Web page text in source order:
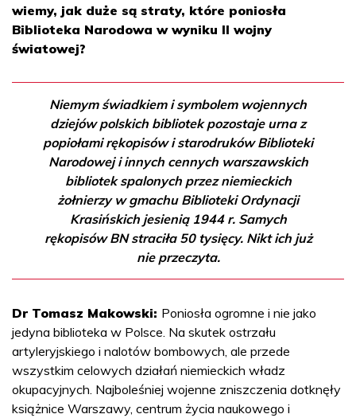
wiemy, jak duże są straty, które poniosła
Biblioteka Narodowa w wyniku II wojny
światowej?
Niemym świadkiem i symbolem wojennych
dziejów polskich bibliotek pozostaje urna z
popiołami rękopisów i starodruków Biblioteki
Narodowej i innych cennych warszawskich
bibliotek spalonych przez niemieckich
żołnierzy w gmachu Biblioteki Ordynacji
Krasińskich jesienią 1944 r. Samych
rękopisów BN straciła 50 tysięcy. Nikt ich już
nie przeczyta.
Dr Tomasz Makowski: Poniosła ogromne i nie jako
jedyna biblioteka w Polsce. Na skutek ostrzału
artyleryjskiego i nalotów bombowych, ale przede
wszystkim celowych działań niemieckich władz
okupacyjnych. Najboleśniej wojenne zniszczenia dotknęły
książnice Warszawy, centrum życia naukowego i